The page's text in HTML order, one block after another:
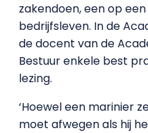
zakendoen, een op
bedrijfsleven. In de
de docent van de
Bestuur enkele best
lezing.
‘Hoewel een marinier
moet afwegen als hij